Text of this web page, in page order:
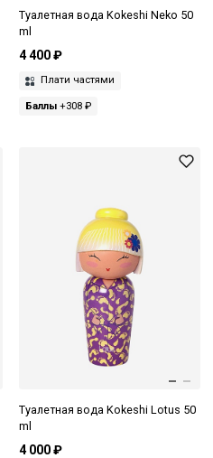
Туалетная вода Kokeshi Neko 50
ml
4 400 ₽
Плати частями
Баллы+308 ₽
Туалетная вода Kokeshi Lotus 50
ml
4 000 ₽